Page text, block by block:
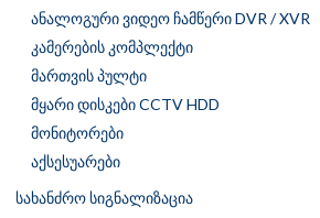
ანალოგური ვიდეო ჩამწერი DVR / XVR
კამერების კომპლექტი
მართვის პულტი
მყარი დისკები CCTV HDD
მონიტორები
აქსესუარები
სახანძრო სიგნალიზაცია